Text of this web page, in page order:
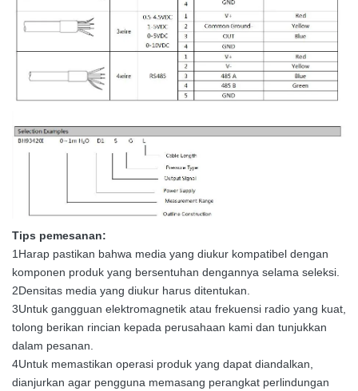
Tips pemesanan:
1Harap pastikan bahwa media yang diukur kompatibel dengan
komponen produk yang bersentuhan dengannya selama seleksi.
2Densitas media yang diukur harus ditentukan.
3Untuk gangguan elektromagnetik atau frekuensi radio yang kuat,
tolong berikan rincian kepada perusahaan kami dan tunjukkan
dalam pesanan.
4Untuk memastikan operasi produk yang dapat diandalkan,
dianjurkan agar pengguna memasang perangkat perlindungan